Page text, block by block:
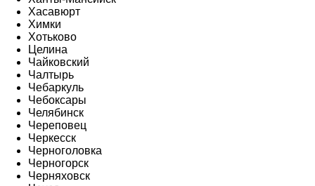
Хасавюрт
Химки
Хотьково
Целина
Чайковский
Чалтырь
Чебаркуль
Чебоксары
Челябинск
Череповец
Черкесск
Черноголовка
Черногорск
Черняховск